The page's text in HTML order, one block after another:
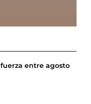
entre agosto